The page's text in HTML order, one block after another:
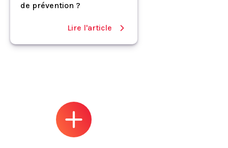
de prévention ?
Lire l'article